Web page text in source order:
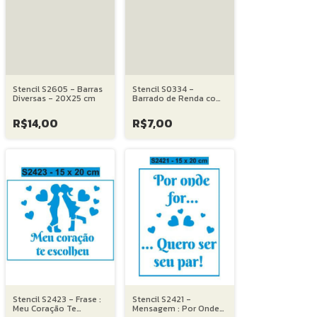
Stencil S2605 - Barras
Diversas - 20X25 cm
R$14,00
Stencil S0334 -
Barrado de Renda com
R$7,00
Stencil S2423 - Frase :
Meu Coração Te
Stencil S2421 -
Mensagem : Por Onde